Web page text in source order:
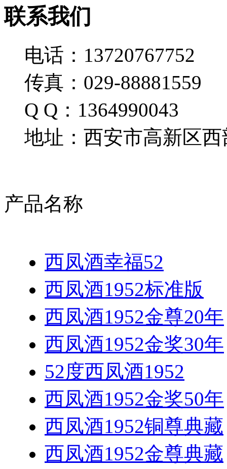
联系我们
电话：13720767752
传真：029-88881559
Q Q：1364990043
地址：西安市高新区西
产品名称
西凤酒幸福52
西凤酒1952标准版
西凤酒1952金尊20年
西凤酒1952金奖30年
52度西凤酒1952
西凤酒1952金奖50年
西凤酒1952铜尊典藏
西凤酒1952金尊典藏